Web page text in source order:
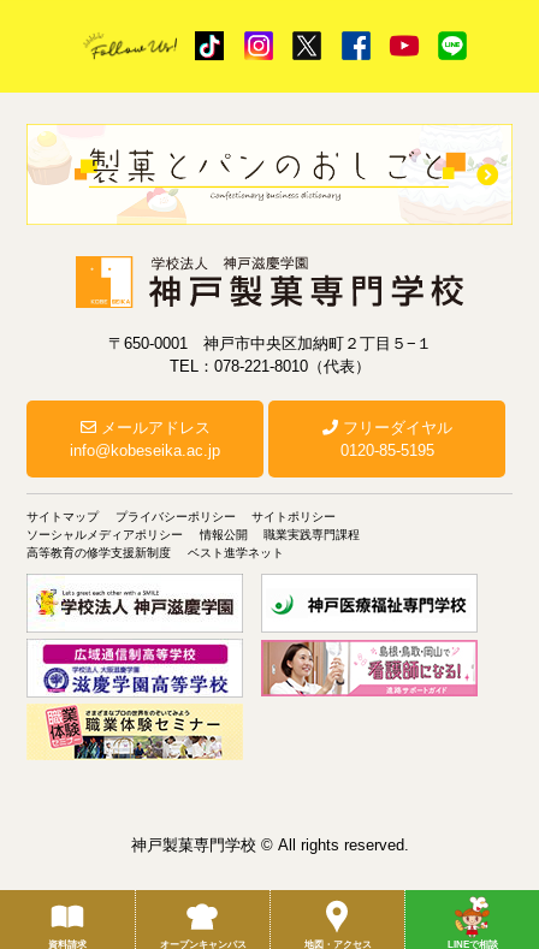
資料請求 オープンキャンパス 地図・アクセス LINEで相談
〒650-0001 神戸市中央区加納町２丁目５−１
TEL：078-221-8010（代表）
メールアドレス
info@kobeseika.ac.jp
フリーダイヤル
0120-85-5195
サイトマップ プライバシーポリシー
サイトポリシー
ソーシャルメディアポリシー
情報公開
職業実践専門課程
高等教育の修学支援新制度
ベスト進学ネット
神戸製菓専門学校 © All rights reserved.